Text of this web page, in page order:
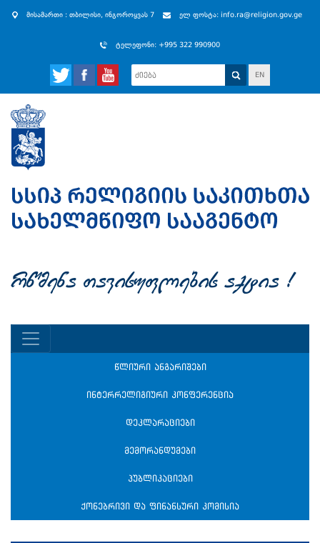
მისამართი : თბილისი, ინგოროყვას 7 ელ ფოსტა: info.ra@religion.gov.ge
ტელეფონი: +995 322 990900
EN
rwmena Tavisuflebis aqtia !
წლიური ანგარიშები
ინტერრელიგიური კონფერენცია
დეკლარაციები
მემორანდუმები
პუბლიკაციები
ქონებრივი და ფინანსური კომისია